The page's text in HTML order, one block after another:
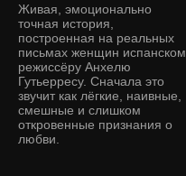
Живая, эмоционально
точная история,
построенная на реальных
письмах женщин
режиссёру Анхелю
Гутьерресу. Сначала это
звучит как лёгкие, наивные,
смешные и слишком
откровенные признания о
любви.